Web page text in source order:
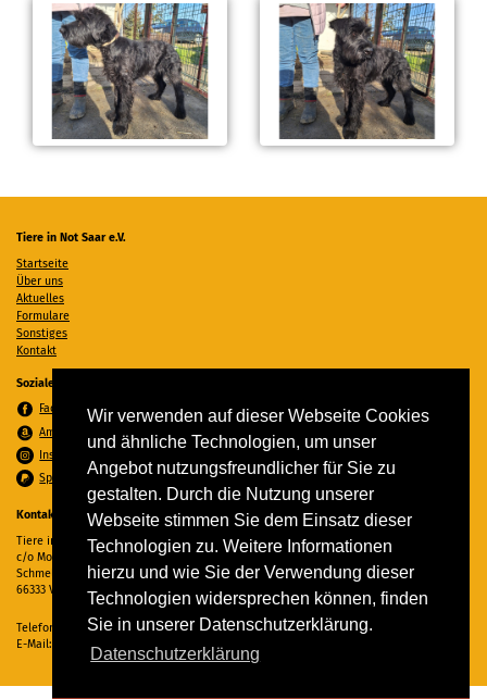
Wir verwenden auf dieser Webseite Cookies
und ähnliche Technologien, um unser
Angebot nutzungsfreundlicher für Sie zu
gestalten. Durch die Nutzung unserer
Webseite stimmen Sie dem Einsatz dieser
Technologien zu. Weitere Informationen
hierzu und wie Sie der Verwendung dieser
Technologien widersprechen können, finden
Sie in unserer Datenschutzerklärung.
Datenschutzerklärung
Tiere in Not Saar e.V.
Startseite
Über uns
Aktuelles
Formulare
Sonstiges
Kontakt
Soziale Medien
Facebook
Amazon Wunschzettel
Instagram
Spenden per PayPal
Kontakt
Tiere in Not Saar e.V.
c/o Monika Ewen
Schmelzer Straße 22
66333 Völklingen
Telefon:
06898 294862
E-Mail:
info@tiere-in-not-saar.de